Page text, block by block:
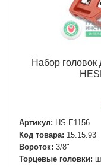
Набор
Артикул: HS-E1156
Код товара: 15.15.93
Вороток: 3/8"
Торцевые головки: